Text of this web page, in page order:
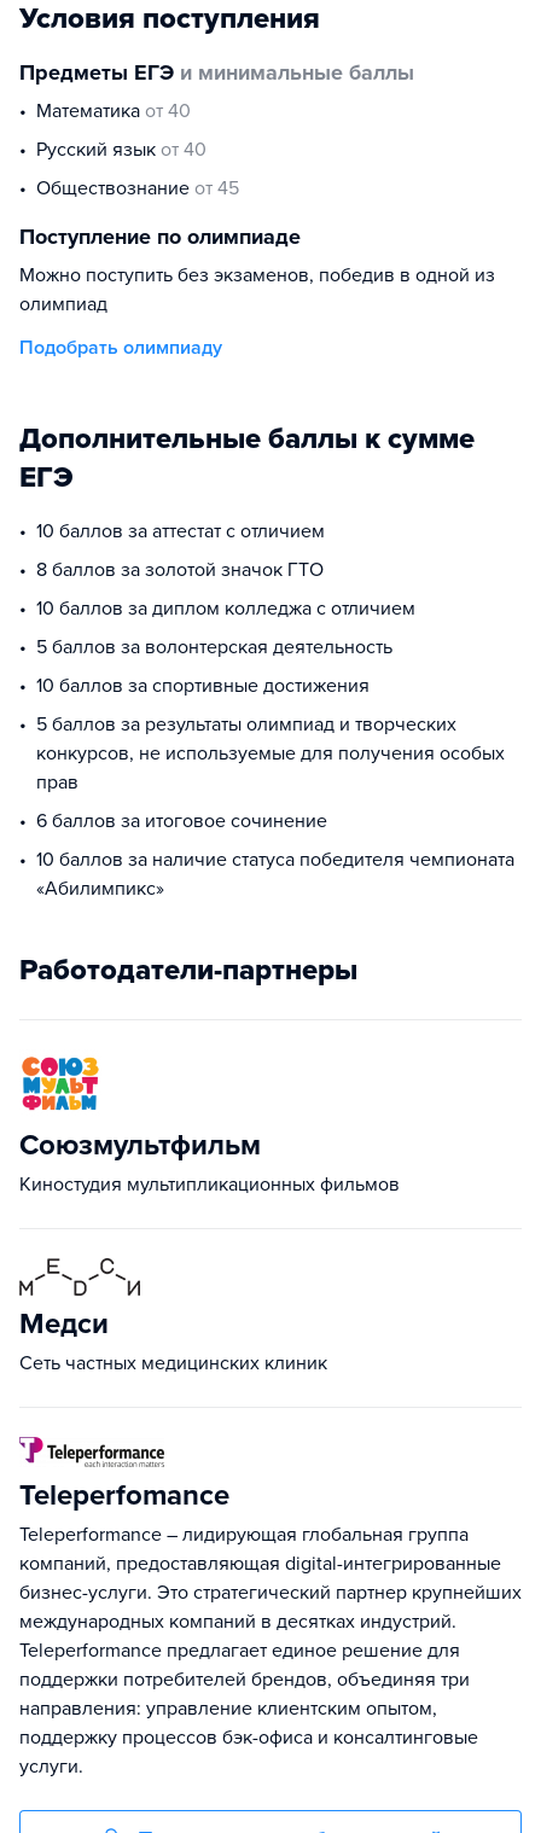
Условия поступления
Предметы ЕГЭ и минимальные баллы
математика от 40
русский язык от 40
обществознание от 45
Поступление по олимпиаде
Можно поступить без экзаменов, победив в одной из
олимпиад
Подобрать олимпиаду
Дополнительные баллы к сумме
ЕГЭ
10 баллов за аттестат с отличием
8 баллов за золотой значок ГТО
10 баллов за диплом колледжа с отличием
5 баллов за волонтерская деятельность
10 баллов за спортивные достижения
5 баллов за результаты олимпиад и творческих
конкурсов, не используемые для получения особых
прав
6 баллов за итоговое сочинение
10 баллов за наличие статуса победителя чемпионата
«Абилимпикс»
Работодатели-партнеры
Союзмультфильм
Киностудия мультипликационных фильмов
Медси
Сеть частных медицинских клиник
Teleperfomance
Teleperformance – лидирующая глобальная группа
компаний, предоставляющая digital-интегрированные
бизнес-услуги. Это стратегический партнер крупнейших
международных компаний в десятках индустрий.
Teleperformance предлагает единое решение для
поддержки потребителей брендов, объединяя три
направления: управление клиентским опытом,
поддержку процессов бэк-офиса и консалтинговые
услуги.